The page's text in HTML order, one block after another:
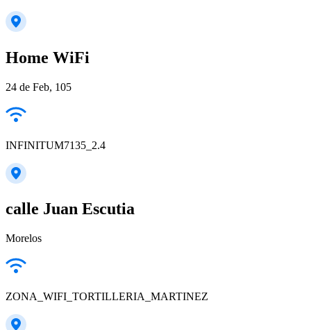
Home WiFi
24 de Feb, 105
INFINITUM7135_2.4
calle Juan Escutia
Morelos
ZONA_WIFI_TORTILLERIA_MARTINEZ